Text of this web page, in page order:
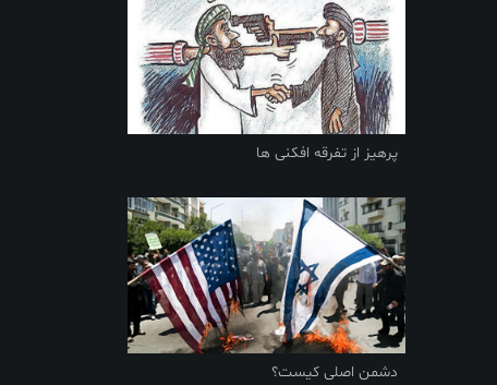
پرهیز از تفرقه افکنی ها
دشمن اصلی کیست؟